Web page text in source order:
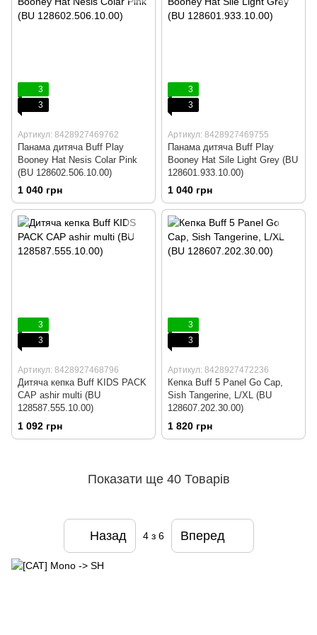
3
3
Артикул: 8428927469762
Панама дитяча Buff Play
Booney Hat Nesis Colar Pink
(BU 128602.506.10.00)
1 040 грн
3
3
Артикул: 8428927469755
Панама дитяча Buff Play
Booney Hat Sile Light Grey (BU
128601.933.10.00)
1 040 грн
3
3
Артикул: 8428927468796
Дитяча кепка Buff KIDS PACK
CAP ashir multi (BU
128587.555.10.00)
1 092 грн
3
3
Артикул: 8428927472236
Кепка Buff 5 Panel Go Cap,
Sish Tangerine, L/XL (BU
128607.202.30.00)
1 820 грн
Показати ще 40 Товарів
Назад 4з 6 Вперед